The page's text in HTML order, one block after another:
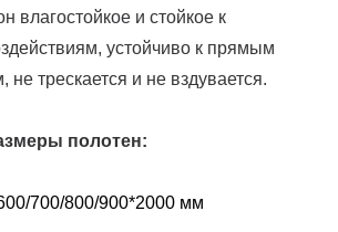
влагостойкое и стойкое к
устойчиво к прямым
трескается и не вздувается.
полотен:
700/800/900*2000 мм